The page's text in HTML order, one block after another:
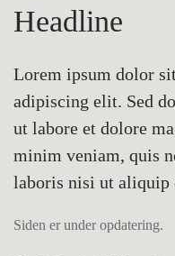
Headline
Lorem ipsum dolor
adipiscing elit. Sed
ut labore et dolore
minim veniam, quis
laboris nisi ut aliquip
Siden er under opdatering.